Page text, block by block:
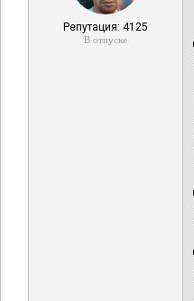
Репутация: 4125
В отпуске